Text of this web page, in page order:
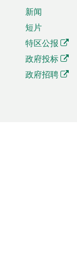
新闻
短片
特区公报
政府投标
政府招聘